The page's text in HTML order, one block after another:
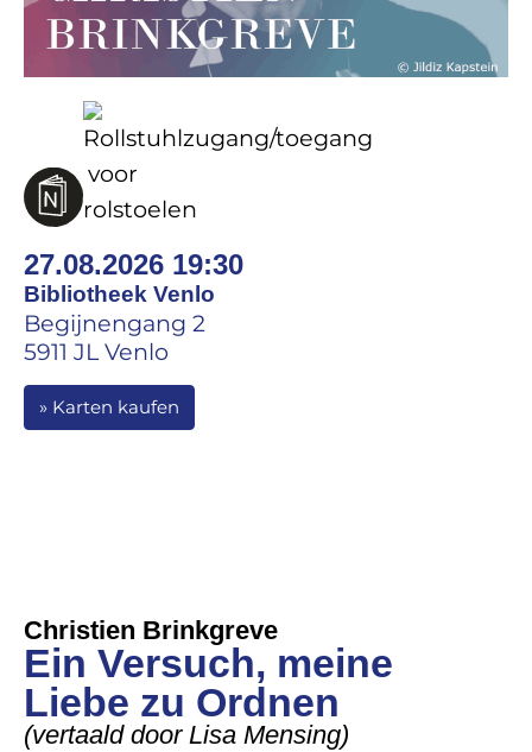
27.08.2026 19:30
Bibliotheek Venlo
Begijnengang 2
5911 JL Venlo
» Karten kaufen
Christien Brinkgreve
Ein Versuch, meine
Liebe zu Ordnen
(vertaald door Lisa Mensing)